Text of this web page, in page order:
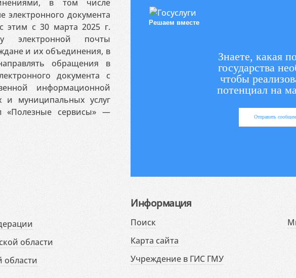
в том числе
документа
этим с 30 марта 2025 г.
электронной почты
и их объединения, в
обращения в
документа с
информационной
и муниципальных услуг
«Полезные сервисы» —
Решаем вместе
Знаете, какая
государства
чтобы
потенциал на
Отправить
области
области
Информация
Поиск
Карта сайта
Учреждение в ГИС ГМУ